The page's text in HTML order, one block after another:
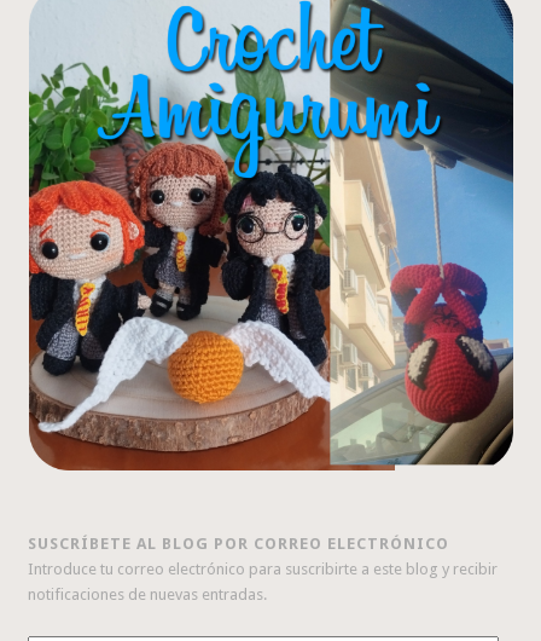
SUSCRÍBETE AL BLOG POR CORREO ELECTRÓNICO
Introduce tu correo electrónico para suscribirte a este blog y recibir
notificaciones de nuevas entradas.